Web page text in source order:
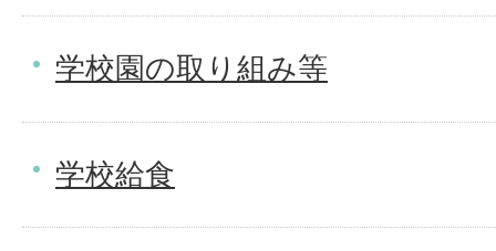
学校園の取り組み等
学校給食